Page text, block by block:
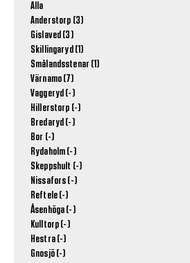
Alla
Anderstorp (3)
Gislaved (3)
Skillingaryd (1)
Smålandsstenar (1)
Värnamo (7)
Vaggeryd (-)
Hillerstorp (-)
Bredaryd (-)
Bor (-)
Rydaholm (-)
Skeppshult (-)
Nissafors (-)
Reftele (-)
Åsenhöga (-)
Kulltorp (-)
Hestra (-)
Gnosjö (-)